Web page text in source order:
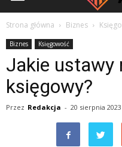
Strona główna Biznes
Biznes Księgowość
Jakie ustawy
księgowy?
Przez Redakcja - 20 sierpnia 2023